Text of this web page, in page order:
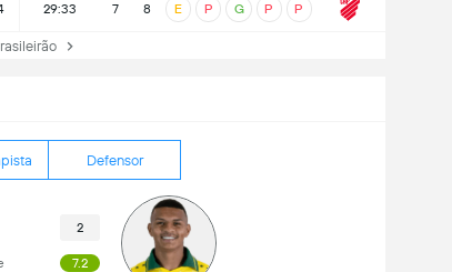
29:33 7 8 E P G P P
Defensor
2
7.2